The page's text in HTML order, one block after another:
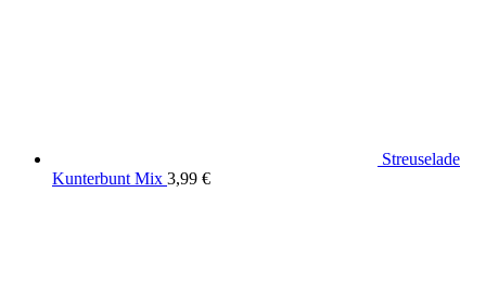
Streuselade
Kunterbunt Mix 3,99 €